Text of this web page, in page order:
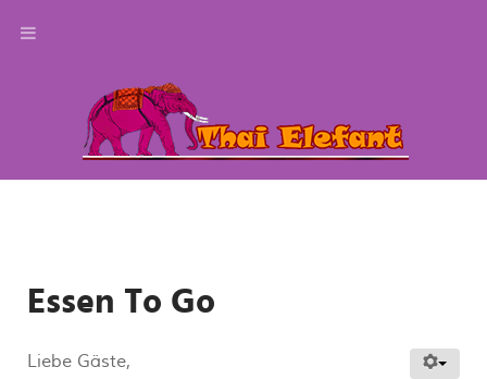
Essen To Go
Liebe Gäste,